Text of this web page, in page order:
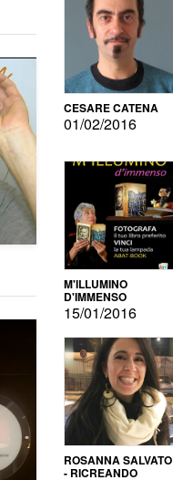
CESARE CATENA
01/02/2016
M'ILLUMINO
D'IMMENSO
15/01/2016
ROSANNA SALVATO
- RICREANDO